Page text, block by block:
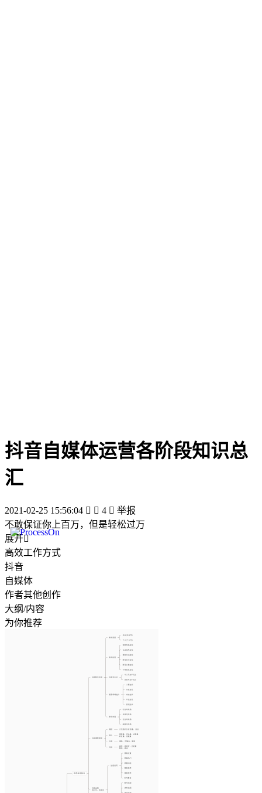
抖音自媒体运营各阶段知识总
汇
2021-02-25 15:56:04   4  举报
不敢保证你上百万，但是轻松过万
展开
高效工作方式
抖音
自媒体
作者其他创作
大纲/内容
为你推荐